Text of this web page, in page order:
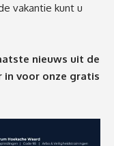
vakantie kunt u
nieuws uit de
in voor onze gratis